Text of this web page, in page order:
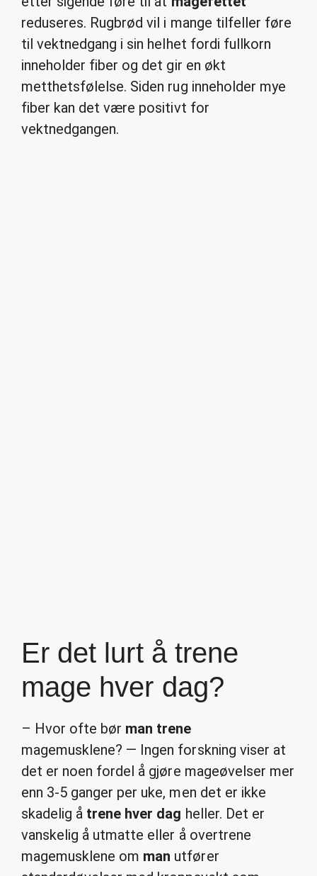
reduseres. Rugbrød vil i mange tilfeller føre
til vektnedgang i sin helhet fordi fullkorn
inneholder fiber og det gir en økt
metthetsfølelse. Siden rug inneholder mye
fiber kan det være positivt for
vektnedgangen.
Er det lurt å trene
mage hver dag?
– Hvor ofte bør man trene
magemusklene? — Ingen forskning viser at
det er noen fordel å gjøre mageøvelser mer
enn 3-5 ganger per uke, men det er ikke
skadelig å trene hver dag heller. Det er
vanskelig å utmatte eller å overtrene
magemusklene om man utfører